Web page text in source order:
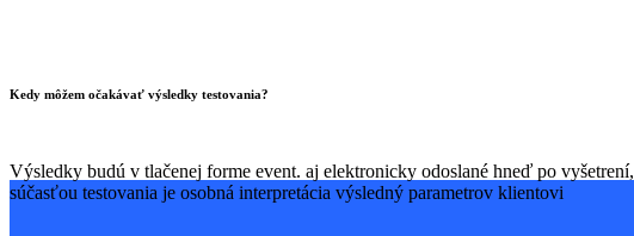
Kedy môžem očakávať výsledky testovania?
Výsledky budú v tlačenej forme event. aj elektronicky odoslané hneď po vyšetrení,
súčasťou testovania je osobná interpretácia výsledný parametrov klientovi